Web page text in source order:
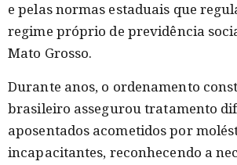
e pelas normas estaduais que
regime próprio de previdência
Mato Grosso.
Durante anos, o ordenamento
brasileiro assegurou tratamento
aposentados acometidos por
incapacitantes, reconhecendo a